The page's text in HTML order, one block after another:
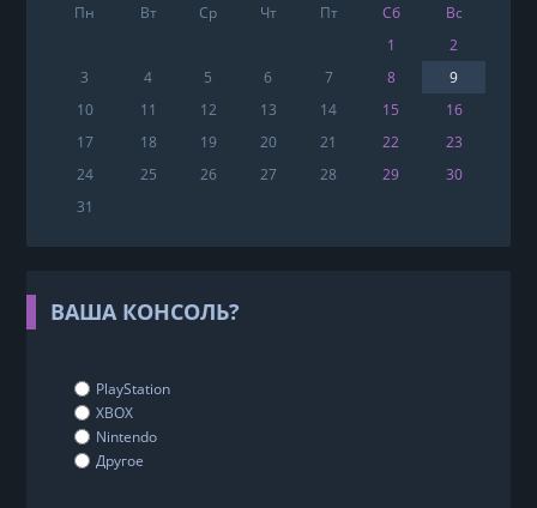
Пн Вт Ср Чт Пт Сб
Вс
1
2
3
4 5 6 7 8
9
10
11 12 13 14 15
16
17
18 19 20 21 22
23
24
25 26 27 28 29
30
31
ВАША КОНСОЛЬ?
PlayStation
XBOX
Nintendo
Другое